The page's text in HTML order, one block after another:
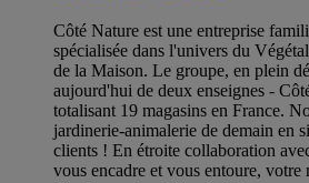
Côté Nature est une entreprise
spécialisée dans l'univers du
de la Maison. Le groupe, en plein
aujourd'hui de deux enseignes -
totalisant 19 magasins en France.
jardinerie-animalerie de demain en
clients ! En étroite collaboration
vous encadre et vous entoure, votre